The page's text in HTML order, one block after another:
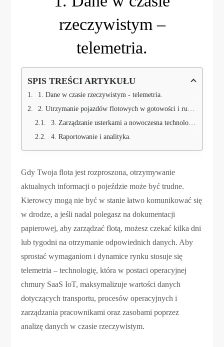
rzeczywistym –
telemetria.
SPIS TREŚCI ARTYKUŁU
1. Dane w czasie rzeczywistym - telemetria.
2. Utrzymanie pojazdów flotowych w gotowości i ruchu.
3. Zarządzanie usterkami a nowoczesna technologia GPS.
4. Raportowanie i analityka.
Gdy Twoja flota jest rozproszona, otrzymywanie
aktualnych informacji o pojeździe może być trudne.
Kierowcy mogą nie być w stanie łatwo komunikować się
w drodze, a jeśli nadal polegasz na dokumentacji
papierowej, aby zarządzać flotą, możesz czekać kilka dni
lub tygodni na otrzymanie odpowiednich danych. Aby
sprostać wymaganiom i dynamice rynku stosuje się
telemetria – technologię, która w postaci operacyjnej
chmury SaaS IoT, maksymalizuje wartości danych
dotyczących transportu, procesów operacyjnych i
zarządzania pracownikami oraz zasobami poprzez
analizę danych w czasie rzeczywistym.